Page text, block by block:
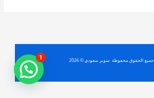
جميع الحقوق محفوظة سوبر سعودي © 2026 1